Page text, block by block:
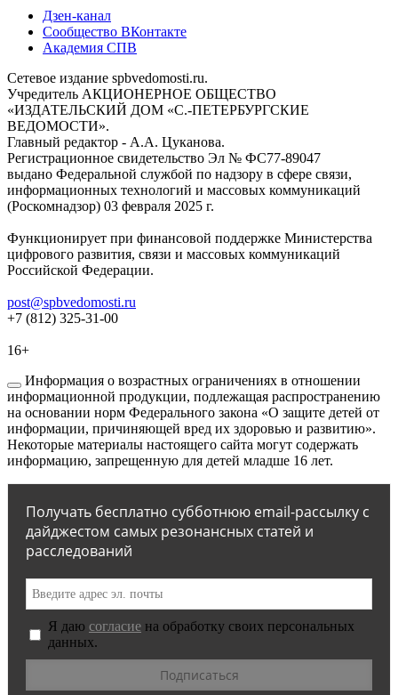
Дзен-канал
Сообщество ВКонтакте
Академия СПВ
Сетевое издание spbvedomosti.ru.
Учредитель АКЦИОНЕРНОЕ ОБЩЕСТВО
«ИЗДАТЕЛЬСКИЙ ДОМ «С.-ПЕТЕРБУРГСКИЕ
ВЕДОМОСТИ».
Главный редактор - А.А. Цуканова.
Регистрационное свидетельство Эл № ФС77-89047
выдано Федеральной службой по надзору в сфере связи,
информационных технологий и массовых коммуникаций
(Роскомнадзор) 03 февраля 2025 г.
Функционирует при финансовой поддержке Министерства
цифрового развития, связи и массовых коммуникаций
Российской Федерации.
post@spbvedomosti.ru
+7 (812) 325-31-00
16+
Информация о возрастных ограничениях в отношении
информационной продукции, подлежащая распространению
на основании норм Федерального закона «О защите детей от
информации, причиняющей вред их здоровью и развитию».
Некоторые материалы настоящего сайта могут содержать
информацию, запрещенную для детей младше 16 лет.
Получать бесплатно субботнюю email-рассылку с
дайджестом самых резонансных статей и
расследований
Я даю согласие на обработку своих персональных
данных.